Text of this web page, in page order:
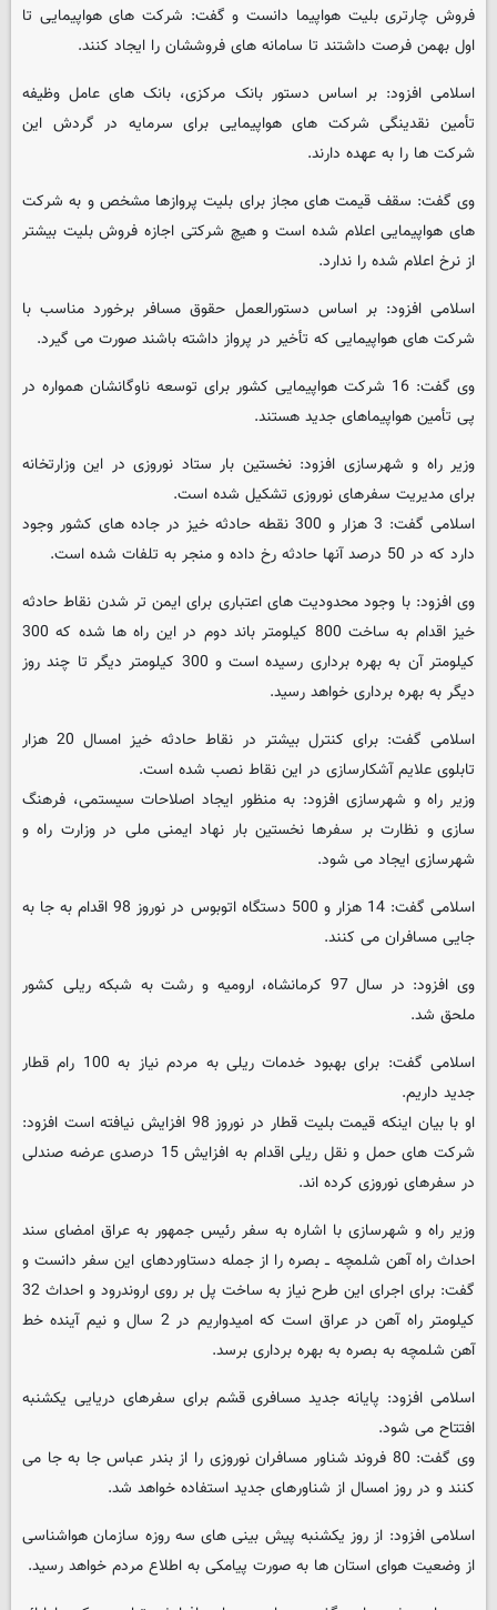
فروش چارتری بلیت هواپیما دانست و گفت: شرکت های هواپیمایی تا
اول بهمن فرصت داشتند تا سامانه های فروششان را ایجاد کنند.
اسلامی افزود: بر اساس دستور بانک مرکزی، بانک های عامل وظیفه
تأمین نقدینگی شرکت های هواپیمایی برای سرمایه در گردش این
شرکت ها را به عهده دارند.
وی گفت: سقف قیمت های مجاز برای بلیت پروازها مشخص و به شرکت
های هواپیمایی اعلام شده است و هیچ شرکتی اجازه فروش بلیت بیشتر
از نرخ اعلام شده را ندارد.
اسلامی افزود: بر اساس دستورالعمل حقوق مسافر برخورد مناسب با
شرکت های هواپیمایی که تأخیر در پرواز داشته باشند صورت می گیرد.
وی گفت: 16 شرکت هواپیمایی کشور برای توسعه ناوگانشان همواره در
پی تأمین هواپیماهای جدید هستند.
وزیر راه و شهرسازی افزود: نخستین بار ستاد نوروزی در این وزارتخانه
برای مدیریت سفرهای نوروزی تشکیل شده است.
اسلامی گفت: 3 هزار و 300 نقطه حادثه خیز در جاده های کشور وجود
دارد که در 50 درصد آنها حادثه رخ داده و منجر به تلفات شده است.
وی افزود: با وجود محدودیت های اعتباری برای ایمن تر شدن نقاط حادثه
خیز اقدام به ساخت 800 کیلومتر باند دوم در این راه ها شده که 300
کیلومتر آن به بهره برداری رسیده است و 300 کیلومتر دیگر تا چند روز
دیگر به بهره برداری خواهد رسید.
اسلامی گفت: برای کنترل بیشتر در نقاط حادثه خیز امسال 20 هزار
تابلوی علایم آشکارسازی در این نقاط نصب شده است.
وزیر راه و شهرسازی افزود: به منظور ایجاد اصلاحات سیستمی، فرهنگ
سازی و نظارت بر سفرها نخستین بار نهاد ایمنی ملی در وزارت راه و
شهرسازی ایجاد می شود.
اسلامی گفت: 14 هزار و 500 دستگاه اتوبوس در نوروز 98 اقدام به جا به
جایی مسافران می کنند.
وی افزود: در سال 97 کرمانشاه، ارومیه و رشت به شبکه ریلی کشور
ملحق شد.
اسلامی گفت: برای بهبود خدمات ریلی به مردم نیاز به 100 رام قطار
جدید داریم.
او با بیان اینکه قیمت بلیت قطار در نوروز 98 افزایش نیافته است افزود:
شرکت های حمل و نقل ریلی اقدام به افزایش 15 درصدی عرضه صندلی
در سفرهای نوروزی کرده اند.
وزیر راه و شهرسازی با اشاره به سفر رئیس جمهور به عراق امضای سند
احداث راه آهن شلمچه ــ بصره را از جمله دستاوردهای این سفر دانست و
گفت: برای اجرای این طرح نیاز به ساخت پل بر روی اروندرود و احداث 32
کیلومتر راه آهن در عراق است که امیدواریم در 2 سال و نیم آینده خط
آهن شلمچه به بصره به بهره برداری برسد.
اسلامی افزود: پایانه جدید مسافری قشم برای سفرهای دریایی یکشنبه
افتتاح می شود.
وی گفت: 80 فروند شناور مسافران نوروزی را از بندر عباس جا به جا می
کنند و در روز امسال از شناورهای جدید استفاده خواهد شد.
اسلامی افزود: از روز یکشنبه پیش بینی های سه روزه سازمان هواشناسی
از وضعیت هوای استان ها به صورت پیامکی به اطلاع مردم خواهد رسید.